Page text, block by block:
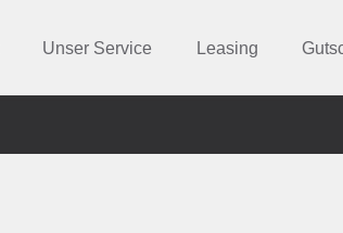
Unser Service Leasing